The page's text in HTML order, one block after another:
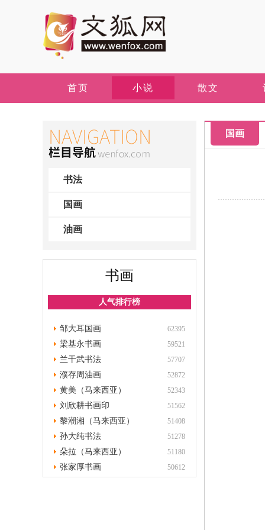
首页 小说 散文
书法
国画
油画
书画
人气排行榜
62395
邹大耳国画
59521
梁基永书画
57707
兰干武书法
52872
濮存周油画
52343
黄美（马来西亚）
51562
刘欣耕书画印
51408
黎潮湘（马来西亚）
51278
孙大纯书法
51180
朵拉（马来西亚）
50612
张家厚书画
国画